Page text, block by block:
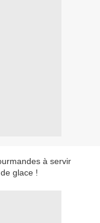
à servir
glace !